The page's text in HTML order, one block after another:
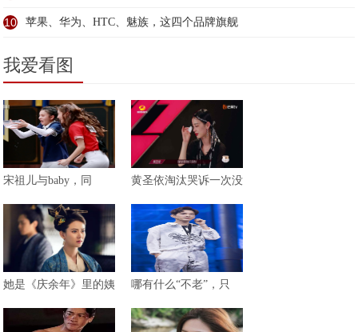
10 苹果、华为、HTC、魅族，这四个品牌旗舰
我爱看图
宋祖儿与baby，同 黄圣依淘汰哭诉一次没
她是《庆余年》里的姨 哪有什么“不老”，只